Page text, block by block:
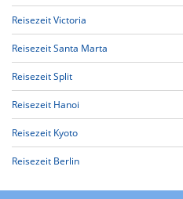
Reisezeit Victoria
Reisezeit Santa Marta
Reisezeit Split
Reisezeit Hanoi
Reisezeit Kyoto
Reisezeit Berlin